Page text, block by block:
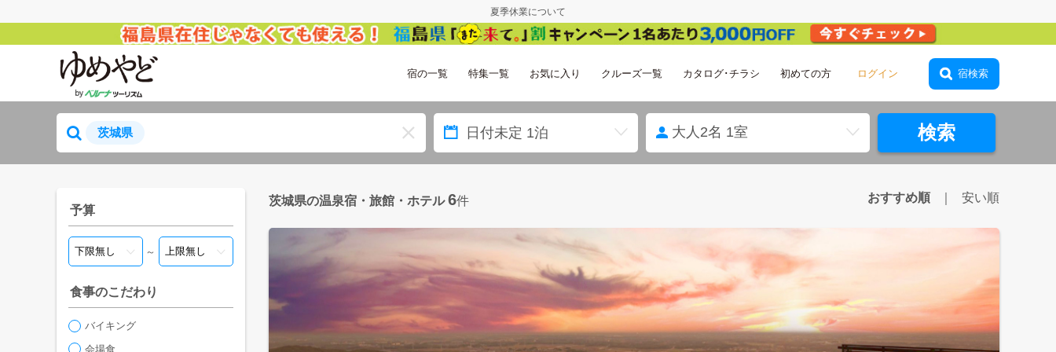
夏季休業について
宿の一覧 特集一覧 お気に入り クルーズ一覧 カタログ･チラシ 初めての方 会員登録 宿検索
茨城県 大人2名 1室 検索
予算
～
食事のこだわり
バイキング
会場食
茨城県の温泉宿・旅館・ホテル6件 おすすめ順 安い順